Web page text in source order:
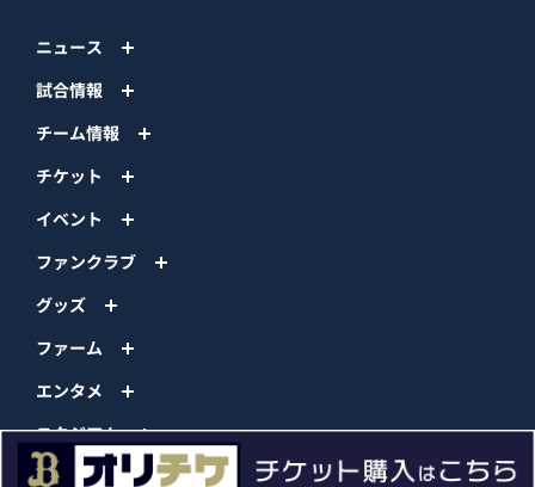
ニュース
試合情報
チーム情報
チケット
イベント
ファンクラブ
グッズ
ファーム
エンタメ
スタジアム
スポンサー